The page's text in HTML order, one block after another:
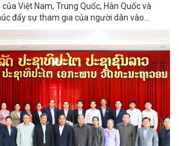
Việt Nam, Trung Quốc, Hàn Quốc và
đẩy sự tham gia của người dân vào...